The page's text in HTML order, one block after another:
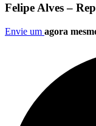
Felipe Alves –
Envie um agora